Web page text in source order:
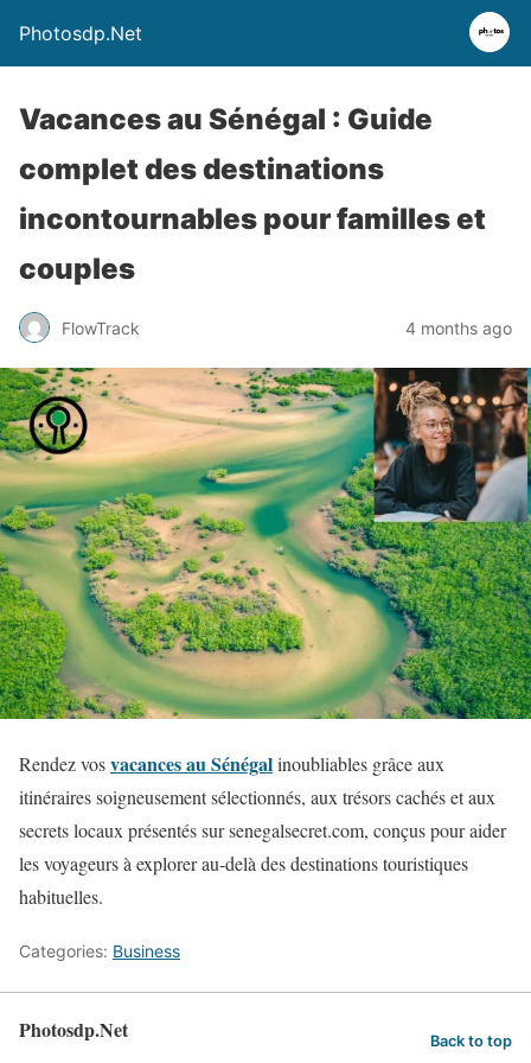
Photosdp.Net
Vacances au Sénégal : Guide
complet des destinations
incontournables pour familles et
couples
FlowTrack 4 months ago
Rendez vosvacances au Sénégalinoubliables grâce aux
itinéraires soigneusement sélectionnés, aux trésors cachés et aux
secrets locaux présentés sur senegalsecret.com, conçus pour aider
les voyageurs à explorer au-delà des destinations touristiques
habituelles.
Categories: Business
Photosdp.Net Back to top